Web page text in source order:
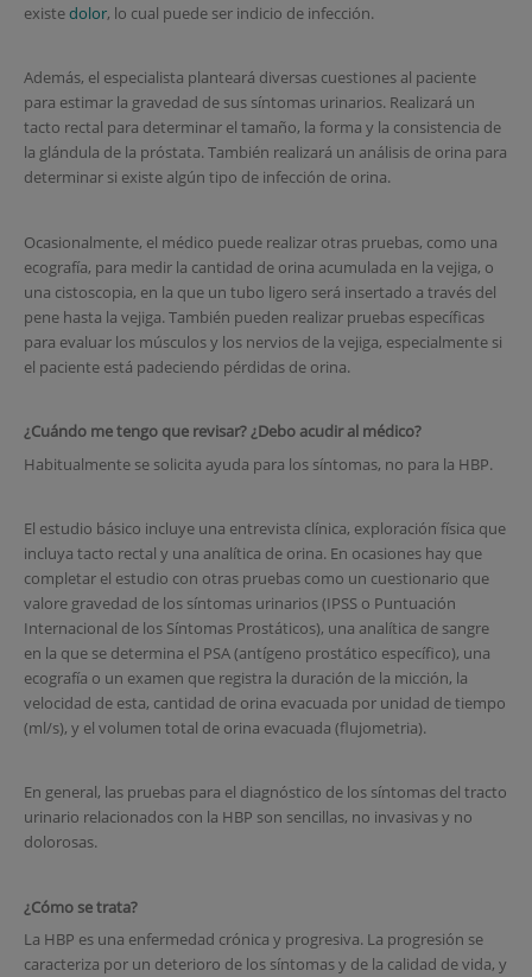
existedolor, lo cual puede ser indicio de infección.
Además, el especialista planteará diversas cuestiones al paciente
para estimar la gravedad de sus síntomas urinarios. Realizará un
tacto rectal para determinar el tamaño, la forma y la consistencia de
la glándula de la próstata. También realizará un análisis de orina para
determinar si existe algún tipo de infección de orina.
Ocasionalmente, el médico puede realizar otras pruebas, como una
ecografía, para medir la cantidad de orina acumulada en la vejiga, o
una cistoscopia, en la que un tubo ligero será insertado a través del
pene hasta la vejiga. También pueden realizar pruebas específicas
para evaluar los músculos y los nervios de la vejiga, especialmente si
el paciente está padeciendo pérdidas de orina.
¿Cuándo me tengo que revisar? ¿Debo acudir al médico?
Habitualmente se solicita ayuda para los síntomas, no para la HBP.
El estudio básico incluye una entrevista clínica, exploración física que
incluya tacto rectal y una analítica de orina. En ocasiones hay que
completar el estudio con otras pruebas como un cuestionario que
valore gravedad de los síntomas urinarios (IPSS o Puntuación
Internacional de los Síntomas Prostáticos), una analítica de sangre
en la que se determina el PSA (antígeno prostático específico), una
ecografía o un examen que registra la duración de la micción, la
velocidad de esta, cantidad de orina evacuada por unidad de tiempo
(ml/s), y el volumen total de orina evacuada (flujometria).
En general, las pruebas para el diagnóstico de los síntomas del tracto
urinario relacionados con la HBP son sencillas, no invasivas y no
dolorosas.
¿Cómo se trata?
La HBP es una enfermedad crónica y progresiva. La progresión se
caracteriza por un deterioro de los síntomas y de la calidad de vida, y